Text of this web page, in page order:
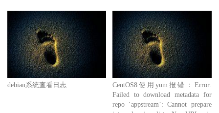
debian系统查看日志
CentOS8使用yum报错：Error:
Failed to download metadata for
repo ‘appstream’: Cannot prepare